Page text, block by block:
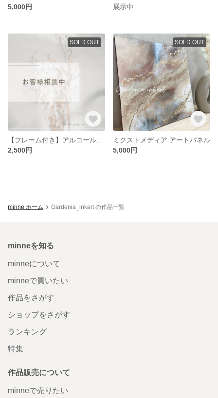
5,000円
展示中
SOLD OUT
2,500円
SOLD OUT
ミクストメディア アートパネル
5,000円
minne ホーム Gardenia_inkart の作品一覧
minneを知る
minneについて
minneで買いたい
作品をさがす
ショップをさがす
ランキング
特集
作品販売について
minneで売りたい